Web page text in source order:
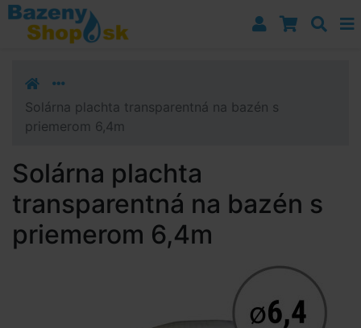
Prejsť k navigácii
Prejsť na obsah
Prejsť k bočnému stĺpci
Solárna plachta transparentná na bazén s
priemerom 6,4m
Solárna plachta
transparentná na bazén s
priemerom 6,4m